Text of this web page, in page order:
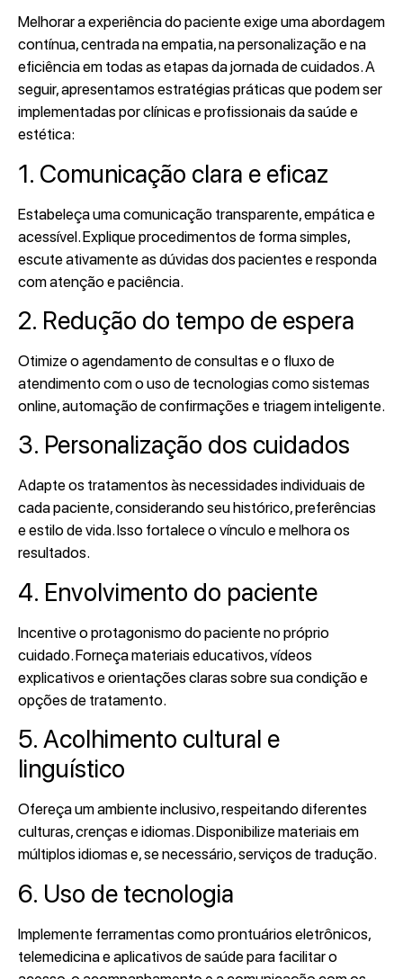
Melhorar a experiência do paciente exige uma abordagem
contínua, centrada na empatia, na personalização e na
eficiência em todas as etapas da jornada de cuidados. A
seguir, apresentamos estratégias práticas que podem ser
implementadas por clínicas e profissionais da saúde e
estética:
1. Comunicação clara e eficaz
Estabeleça uma comunicação transparente, empática e
acessível. Explique procedimentos de forma simples,
escute ativamente as dúvidas dos pacientes e responda
com atenção e paciência.
2. Redução do tempo de espera
Otimize o agendamento de consultas e o fluxo de
atendimento com o uso de tecnologias como sistemas
online, automação de confirmações e triagem inteligente.
3. Personalização dos cuidados
Adapte os tratamentos às necessidades individuais de
cada paciente, considerando seu histórico, preferências
e estilo de vida. Isso fortalece o vínculo e melhora os
resultados.
4. Envolvimento do paciente
Incentive o protagonismo do paciente no próprio
cuidado. Forneça materiais educativos, vídeos
explicativos e orientações claras sobre sua condição e
opções de tratamento.
5. Acolhimento cultural e
linguístico
Ofereça um ambiente inclusivo, respeitando diferentes
culturas, crenças e idiomas. Disponibilize materiais em
múltiplos idiomas e, se necessário, serviços de tradução.
6. Uso de tecnologia
Implemente ferramentas como prontuários eletrônicos,
telemedicina e aplicativos de saúde para facilitar o